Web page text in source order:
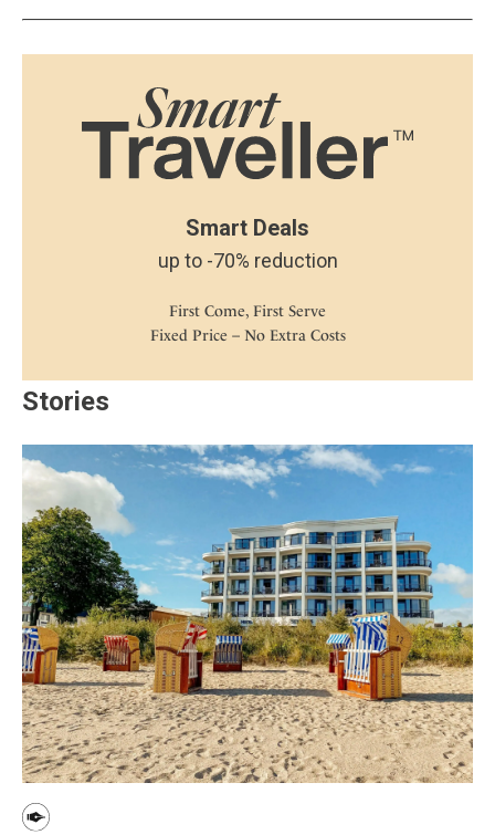
Smart Deals
up to -70% reduction
First Come, First Serve
Fixed Price – No Extra Costs
Stories